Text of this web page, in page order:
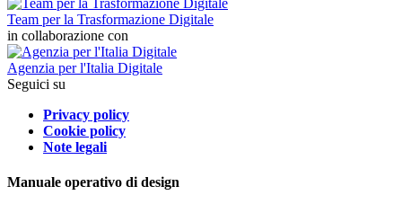
Team per la Trasformazione Digitale
in collaborazione con
Agenzia per l'Italia Digitale
Seguici su
Privacy policy
Cookie policy
Note legali
Manuale operativo di design